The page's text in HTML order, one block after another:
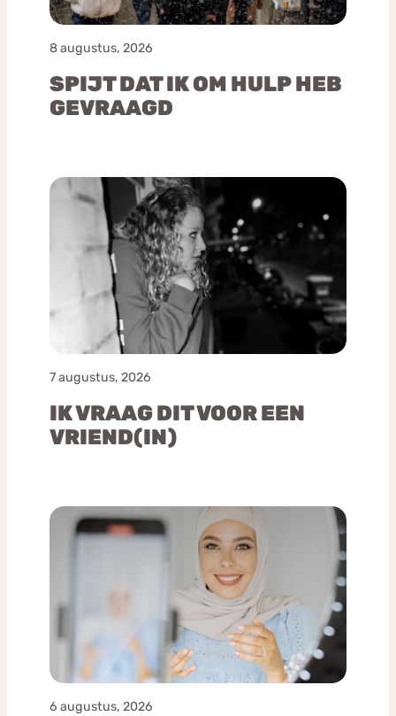
8 augustus, 2026
SPIJT DAT IK OM HULP HEB
GEVRAAGD
7 augustus, 2026
IK VRAAG DIT VOOR EEN
VRIEND(IN)
6 augustus, 2026